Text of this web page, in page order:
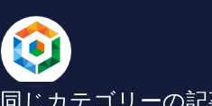
同じカテゴリーの